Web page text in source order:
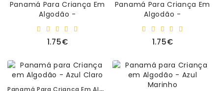
-
Leitura
Primeiras
Descobertas
Panamá Para Criança Em
Algodão -
Ø 54 Cm Panamá Para
Criança De Algodão, ..
1.75€
Panamá Para Criança Em
Algodão -
54 Cm Panamá Para
Criança De Algodão, Id..
1.75€
Panamá Para Criança Em Algodão - Azul Claro